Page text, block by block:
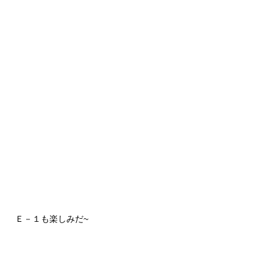
Ｅ－１も楽しみだ~